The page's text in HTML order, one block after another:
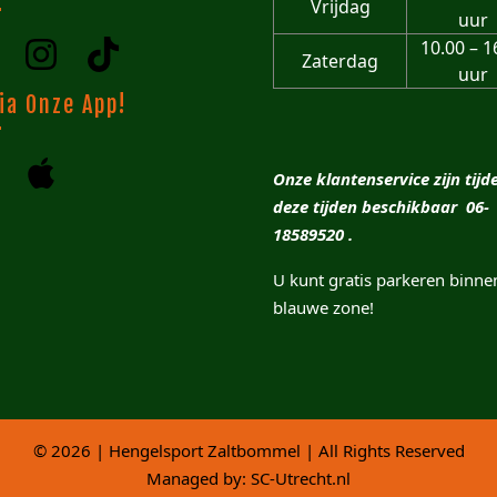
Onze App!
Vrijdag
uur
Zaterdag
10.00 –
uur
Onze klantenservice zijn
deze tijden beschikbaar 06-
18589520 .
U kunt gratis parkeren
blauwe zone!
© 2026 | Hengelsport Zaltbommel | All Rights Reserved
Managed by: SC-Utrecht.nl